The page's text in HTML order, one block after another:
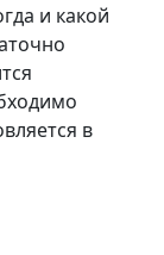
и какой
в